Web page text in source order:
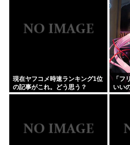
現在ヤフコメ時速ランキング1位
の記事がこれ。どう思う？
「フ
いい
RPG